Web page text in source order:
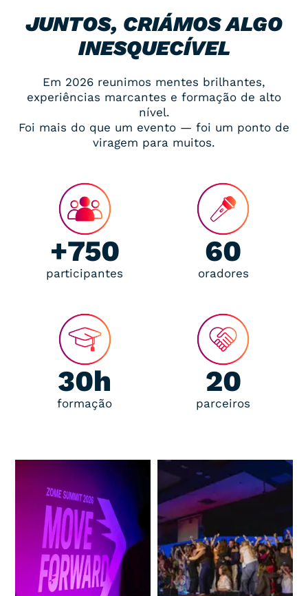
JUNTOS, CRIÁMOS ALGO
INESQUECÍVEL
Em 2026 reunimos mentes brilhantes,
experiências marcantes e formação de alto
nível.
Foi mais do que um evento — foi um ponto de
viragem para muitos.
+750
participantes
60
oradores
30h
formação
20
parceiros